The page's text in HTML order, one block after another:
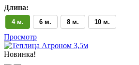
Длина:
4 м. 6 м. 8 м. 10 м.
Просмотр
Новинка!